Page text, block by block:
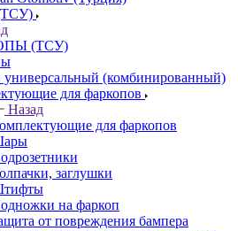
(ТСУ)
универсальный (комбинированный)
для фаркопов
Назад
для фаркопов
заглушки
на фаркоп
от повреждения бампера